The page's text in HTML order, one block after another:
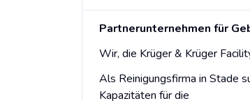
Partnerunternehmen für
Wir, die Krüger & Krüger
Als Reinigungsfirma in Stade
Kapazitäten für die